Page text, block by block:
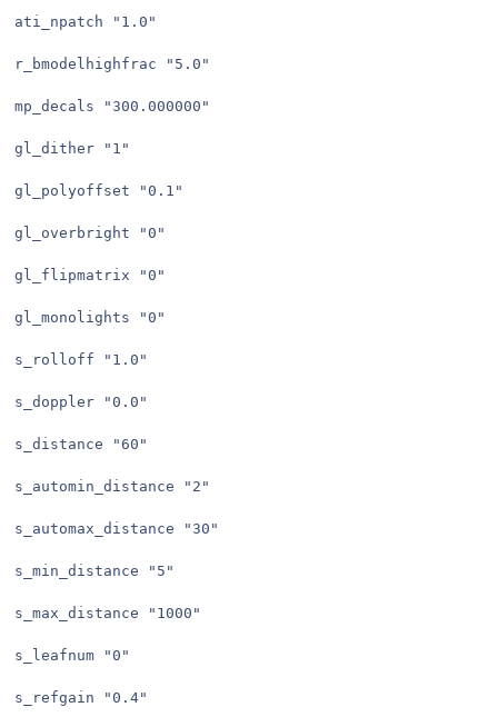
ati_npatch "1.0"
r_bmodelhighfrac "5.0"
mp_decals "300.000000"
gl_dither "1"
gl_polyoffset "0.1"
gl_overbright "0"
gl_flipmatrix "0"
gl_monolights "0"
s_rolloff "1.0"
s_doppler "0.0"
s_distance "60"
s_automin_distance "2"
s_automax_distance "30"
s_min_distance "5"
s_max_distance "1000"
s_leafnum "0"
s_refgain "0.4"